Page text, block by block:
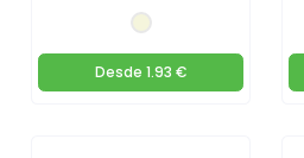
Desde 1.93 €